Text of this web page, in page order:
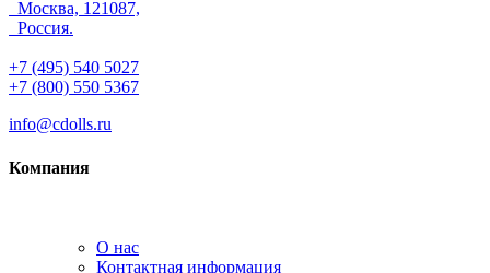
Москва, 121087,
Россия.
+7 (495) 540 5027
+7 (800) 550 5367
info@cdolls.ru
Компания
О нас
Контактная информация